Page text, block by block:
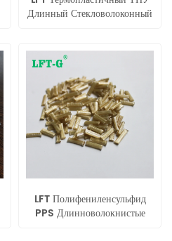
Длинный Стекловолоконный
LFT Полифениленсульфид
PPS Длинноволокнистые